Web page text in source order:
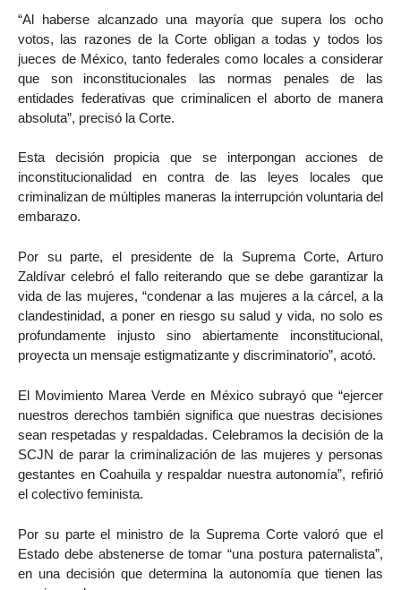
“Al haberse alcanzado una mayoría que supera los ocho
votos, las razones de la Corte obligan a todas y todos los
jueces de México, tanto federales como locales a considerar
que son inconstitucionales las normas penales de las
entidades federativas que criminalicen el aborto de manera
absoluta”, precisó la Corte.
Esta decisión propicia que se interpongan acciones de
inconstitucionalidad en contra de las leyes locales que
criminalizan de múltiples maneras la interrupción voluntaria del
embarazo.
Por su parte, el presidente de la Suprema Corte, Arturo
Zaldívar celebró el fallo reiterando que se debe garantizar la
vida de las mujeres, “condenar a las mujeres a la cárcel, a la
clandestinidad, a poner en riesgo su salud y vida, no solo es
profundamente injusto sino abiertamente inconstitucional,
proyecta un mensaje estigmatizante y discriminatorio”, acotó.
El Movimiento Marea Verde en México subrayó que “ejercer
nuestros derechos también significa que nuestras decisiones
sean respetadas y respaldadas. Celebramos la decisión de la
SCJN de parar la criminalización de las mujeres y personas
gestantes en Coahuila y respaldar nuestra autonomía”, refirió
el colectivo feminista.
Por su parte el ministro de la Suprema Corte valoró que el
Estado debe abstenerse de tomar “una postura paternalista”,
en una decisión que determina la autonomía que tienen las